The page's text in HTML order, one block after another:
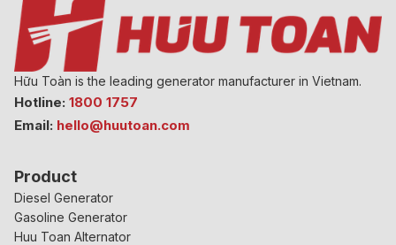
Hữu Toàn is the leading generator manufacturer in Vietnam.
Hotline: 1800 1757
Email: hello@huutoan.com
Product
Diesel Generator
Gasoline Generator
Huu Toan Alternator